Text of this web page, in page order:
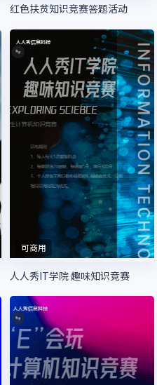
红色扶贫知识竞赛答题活动
可商用
人人秀IT学院 趣味知识竞赛